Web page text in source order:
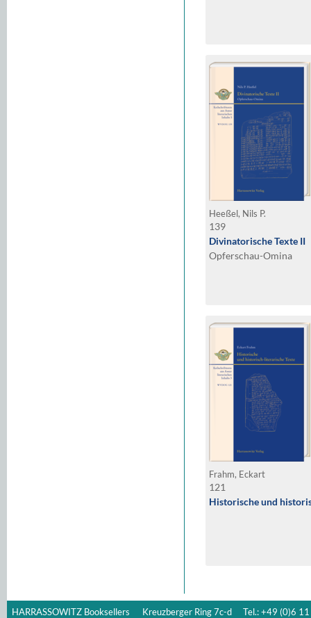
Heeßel, Nils P.
139
Divinatorische Texte II
Opferschau-Omina
Frahm, Eckart
121
Historische und
HARRASSOWITZ Booksellers
Kreuzberger Ring 7c-d
Tel.: +49 (0)6